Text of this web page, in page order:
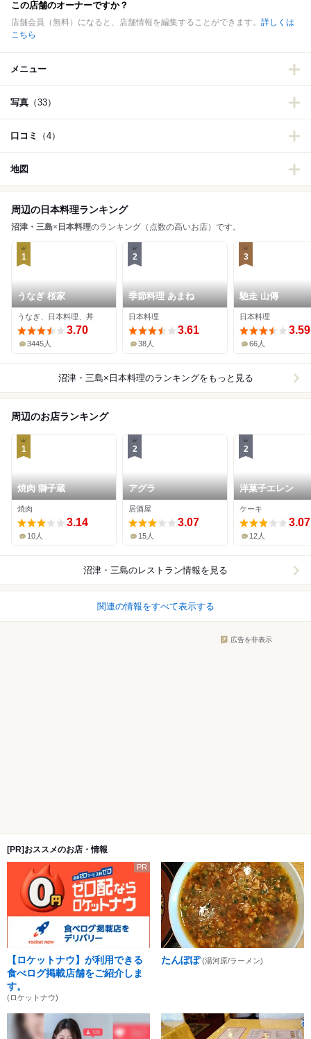
この店舗のオーナーですか？
店舗会員（無料）になると、店舗情報を編集することができます。 詳しくは
こちら
メニュー
写真 （33）
口コミ （4）
地図
周辺の日本料理ランキング
沼津・三島× 日本料理のランキング（点数の高いお店）です。
1
うなぎ 桜家
うなぎ、日本料理、丼
3.70
3445人
2
季節料理 あまね
日本料理
3.61
38人
3
馳走 山傳
日本料理
3.59
66人
沼津・三島×日本料理のランキングをもっと見る
周辺のお店ランキング
1
焼肉 獅子蔵
焼肉
3.14
10人
2
アグラ
居酒屋
3.07
15人
2
洋菓子エレン
ケーキ
3.07
12人
沼津・三島のレストラン情報を見る
関連の情報をすべて表示する
広告を非表示
[PR]おススメのお店・情報
PR
【ロケットナウ】が利用できる
食べログ掲載店舗をご紹介しま
す。
(ロケットナウ)
たんぽぽ (湯河原/ラーメン)